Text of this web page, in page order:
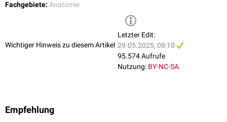
Fachgebiete: Anatomie
Wichtiger Hinweis zu diesem Artikel
Letzter Edit:
29.05.2025, 08:10
95.574 Aufrufe
Nutzung: BY-NC-SA
Empfehlung